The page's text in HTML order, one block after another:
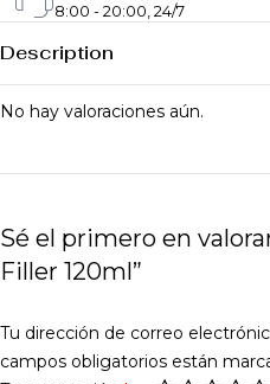
8:00 - 20:00, 24/7
Description
No hay valoraciones aún.
Sé el primero en
Filler 120ml”
Tu dirección de correo
campos obligatorios están